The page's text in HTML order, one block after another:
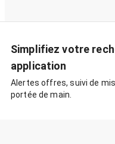
Simplifiez votre
application
Alertes offres, suivi de
portée de main.